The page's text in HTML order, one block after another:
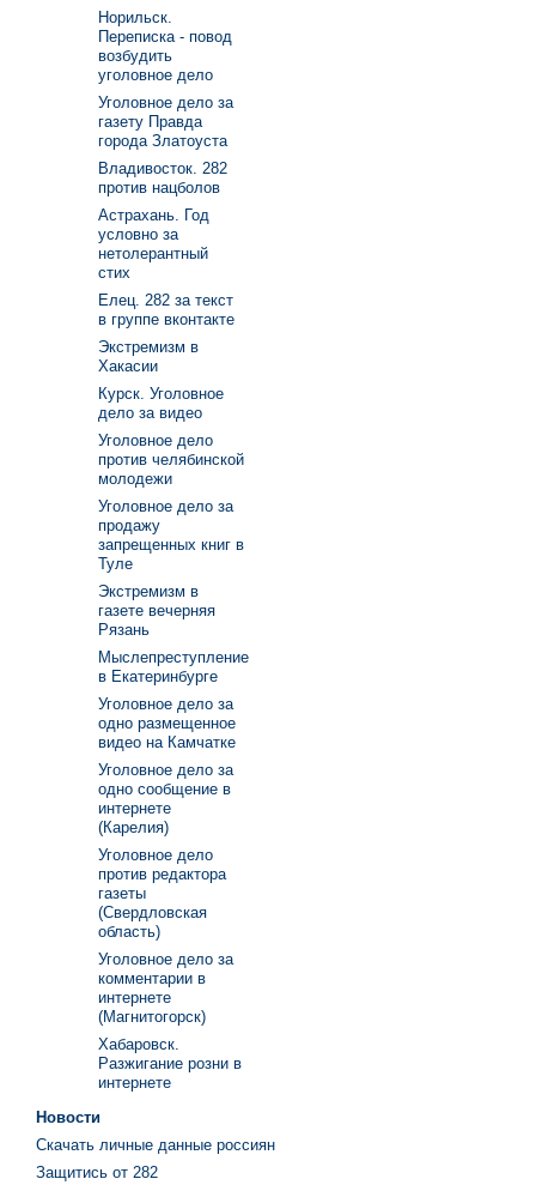
Норильск.
Переписка - повод
возбудить
уголовное дело
Уголовное дело за
газету Правда
города Златоуста
Владивосток. 282
против нацболов
Астрахань. Год
условно за
нетолерантный
стих
Елец. 282 за текст
в группе вконтакте
Экстремизм в
Хакасии
Курск. Уголовное
дело за видео
Уголовное дело
против челябинской
молодежи
Уголовное дело за
продажу
запрещенных книг в
Туле
Экстремизм в
газете вечерняя
Рязань
Мыслепреступление
в Екатеринбурге
Уголовное дело за
одно размещенное
видео на Камчатке
Уголовное дело за
одно сообщение в
интернете
(Карелия)
Уголовное дело
против редактора
газеты
(Свердловская
область)
Уголовное дело за
комментарии в
интернете
(Магнитогорск)
Хабаровск.
Разжигание розни в
интернете
Новости
Скачать личные данные россиян
Защитись от 282